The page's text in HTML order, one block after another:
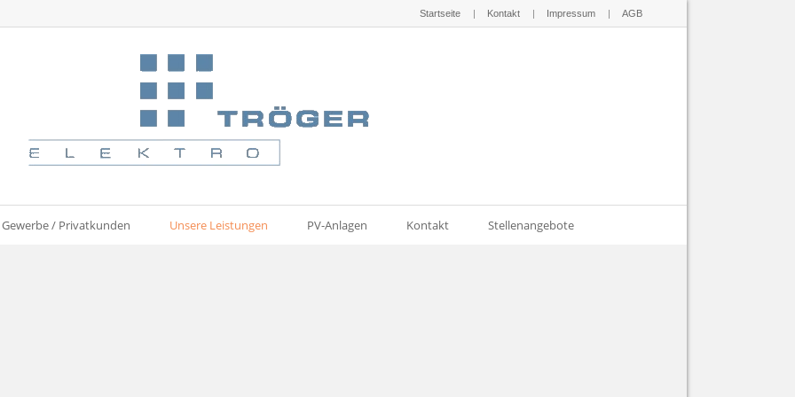
Startseite Kontakt Impressum AGB
Gewerbe / Privatkunden Unsere Leistungen PV-Anlagen Kontakt Stellenangebote